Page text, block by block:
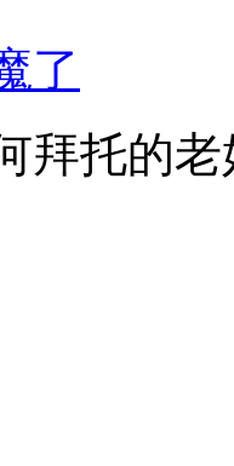
了
拜托的老